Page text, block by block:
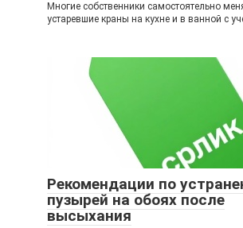
Многие собственники самостоятельно
устаревшие краны на кухне и в ванной с
Рекомендации по
пузырей на обоях после
высыхания